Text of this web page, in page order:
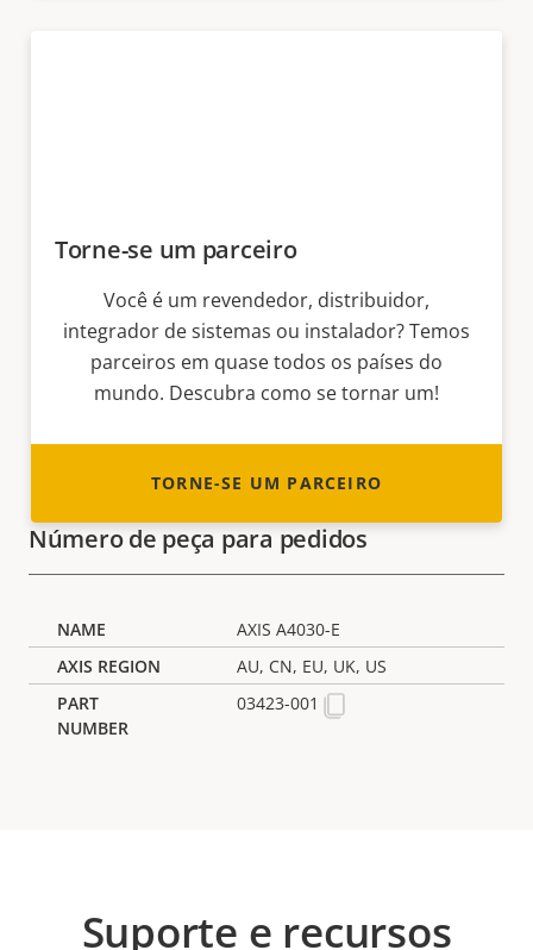
Torne-se um parceiro
Você é um revendedor, distribuidor,
integrador de sistemas ou instalador? Temos
parceiros em quase todos os países do
mundo. Descubra como se tornar um!
TORNE-SE UM PARCEIRO
Número de peça para pedidos
AXIS A4030-E
AU, CN, EU, UK, US
03423-001
Suporte e recursos